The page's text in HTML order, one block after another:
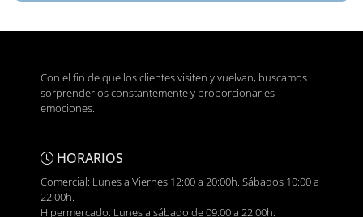
Con el fin de que los clientes visiten y vuelvan, buscamos
sorprenderlos constantemente y proporcionarles
emociones.
HORARIOS
Comercial: Lunes a Viernes 12:00 a 20:00h. Sábados 10:00 a
22:00h.
Hipermercado: Lunes a sábado de 09:00 a 22:00h.